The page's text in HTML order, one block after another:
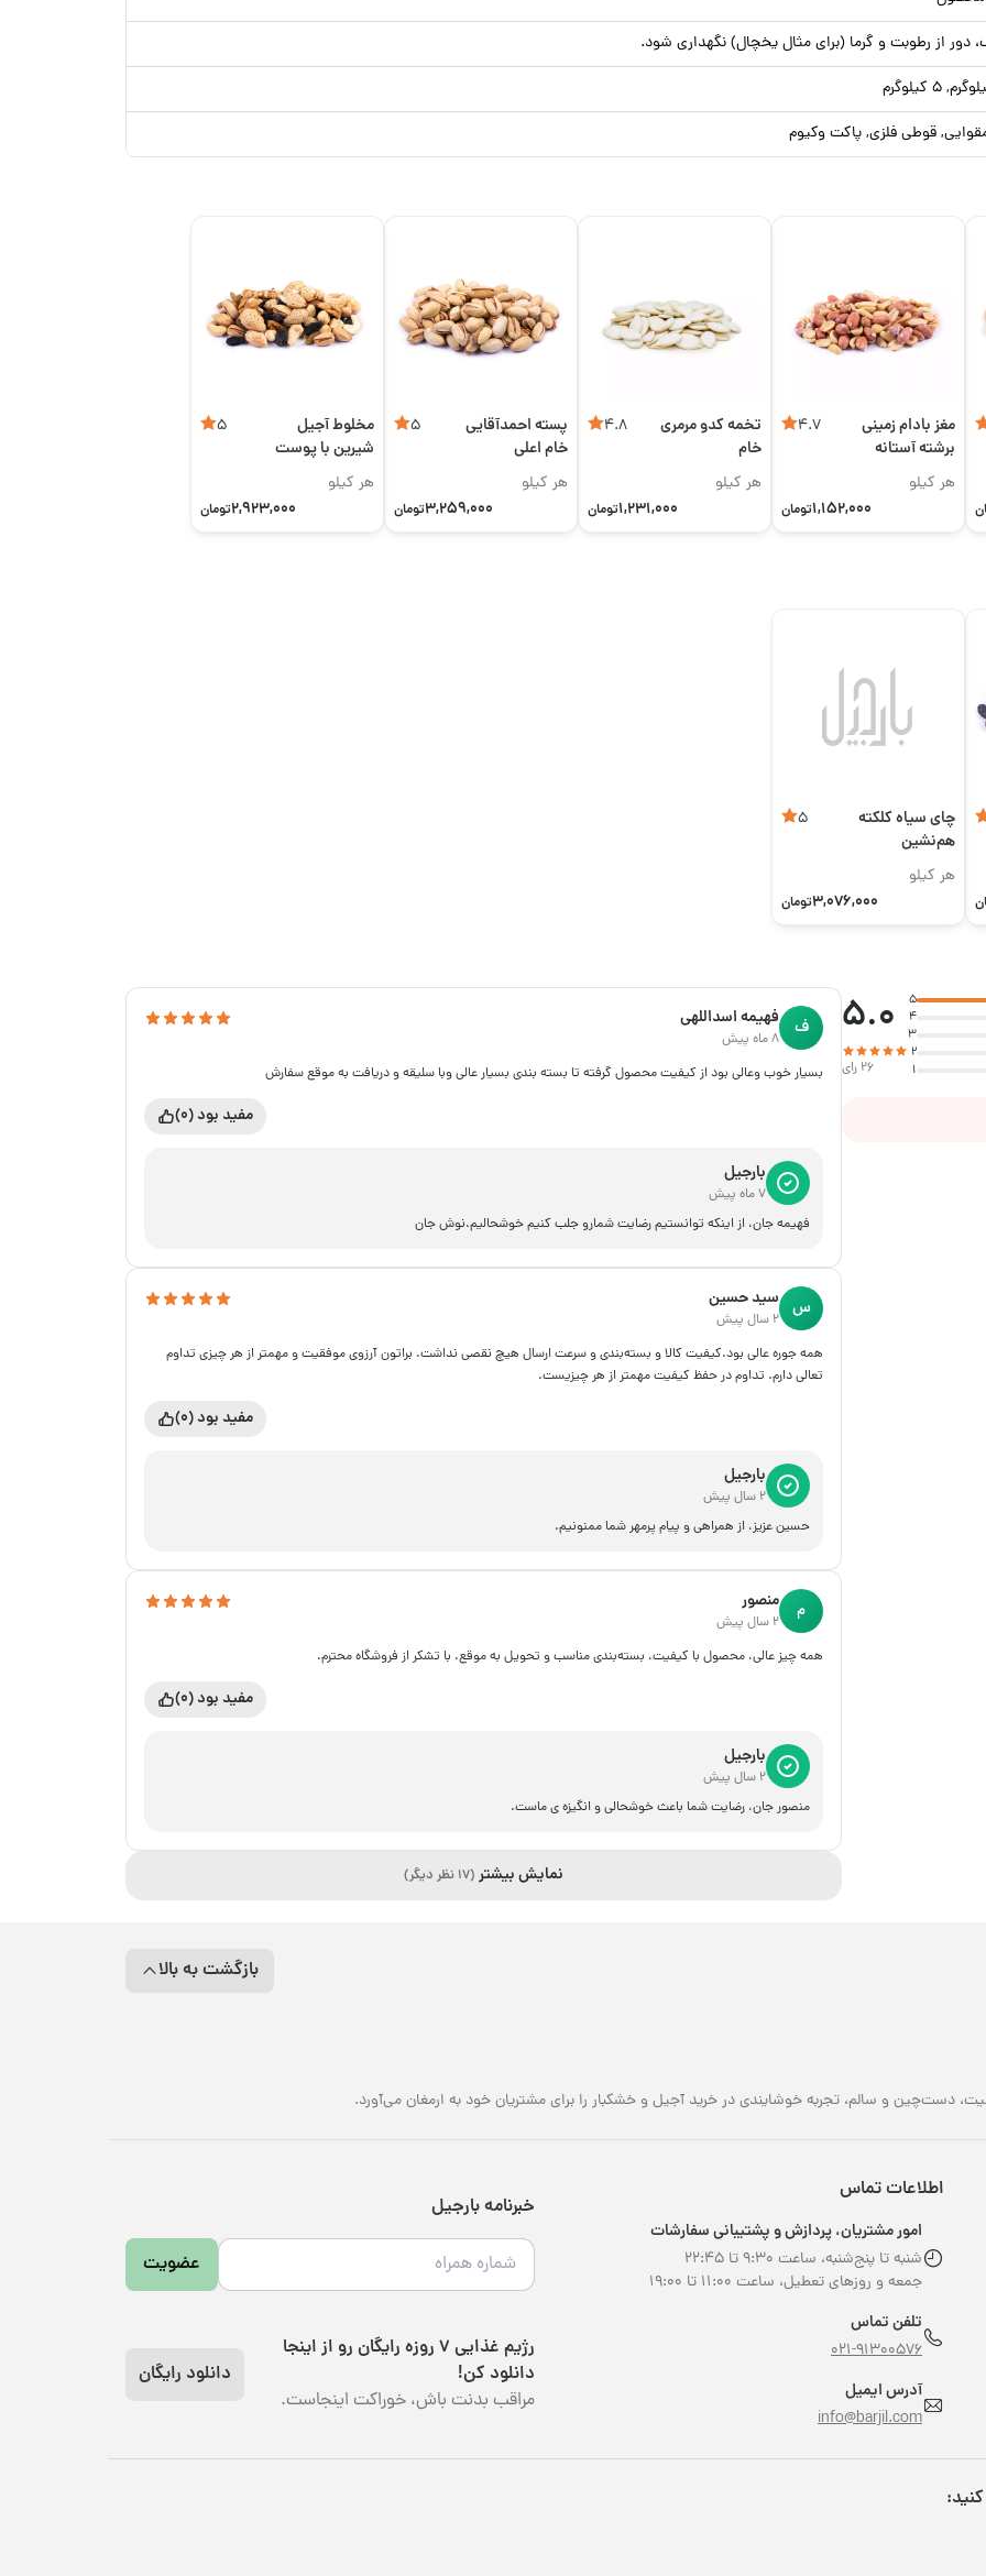
از رطوبت و گرما (برای مثال یخچال) نگهداری شود.
قوطی فلزی, پاکت وکیوم
مغز بادام زمینی
برشته آستانه
اعلی
4.7
هر کیلو
1,152,000تومان
تخمه کدو مرمری
خام
4.8
هر کیلو
1,231,000تومان
پسته احمدآقایی
خام اعلی
5
هر کیلو
3,259,000تومان
مخلوط آجیل
شیرین با پوست
5
هر کیلو
2,923,000تومان
چای سیاه کلکته
هم‌نشین
5
هر کیلو
3,076,000تومان
5
4
3
2
1
5.0
26 رای
فهیمه اسداللهی
8 ماه پیش ف
بسیار خوب وعالی بود از کیفیت محصول گرفته تا بسته بندی بسیار عالی وبا سلیقه و دریافت به موقع سفارش
مفید بود (0)
بارجیل
7 ماه پیش
فهیمه جان، از اینکه توانستیم رضایت شمارو جلب کنیم خوشحالیم.نوش جان
سید حسین
2 سال پیش س
همه جوره عالی بود‌.کیفیت کالا و بسته‌بندی و سرعت ارسال هیچ نقصی نداشت. براتون آرزوی موفقیت و مهمتر از هر چیزی تداوم
تعالی دارم. تداوم در حفظ کیفیت مهمتر از هر چیزیست.
مفید بود (0)
بارجیل
2 سال پیش
حسین عزیز، از همراهی و پیام پرمهر شما ممنونیم.
منصور
2 سال پیش م
همه چیز عالی، محصول با کیفیت، بسته‌بندی مناسب و تحویل به موقع. با تشکر از فروشگاه محترم.
مفید بود (0)
بارجیل
2 سال پیش
منصور جان، رضایت شما باعث خوشحالی و انگیزه ی ماست.
نمایش بیشتر (17 نظر دیگر)
بازگشت به بالا
دست‌چین و سالم، تجربه خوشایندی در خرید آجیل و خشکبار را برای مشتریان خود به ارمغان می‌آورد.
اطلاعات تماس
امور مشتریان، پردازش و پشتیبانی سفارشات
شنبه تا پنج‌شنبه، ساعت ۹:۳۰ تا ۲۲:۴۵
جمعه و روزهای تعطیل، ساعت ۱۱:۰۰ تا ۱۹:۰۰
تلفن تماس
021-91300576
آدرس ایمیل
info@barjil.com
خبرنامه بارجیل
عضویت
رژیم غذایی 7 روزه رایگان رو از اینجا
دانلود کن!
مراقب بدنت باش، خوراکت اینجاست.
دانلود رایگان